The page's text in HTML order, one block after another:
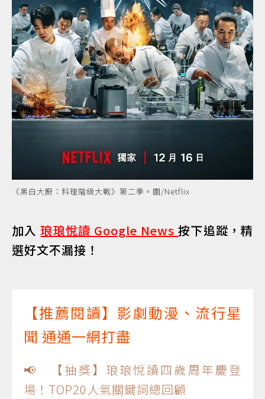
《黑白大廚：料理階級大戰》第二季。圖/Netflix
加入琅琅悅讀 Google News按下追蹤，精
選好文不漏接！
【推薦閱讀】影劇動漫、流行星
聞 通通一網打盡
📢 【抽獎】琅琅悅讀四歲周年慶登
場！TOP20人氣關鍵詞總回顧